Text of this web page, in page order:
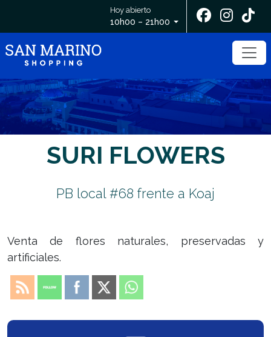
Hoy abierto
10h00 – 21h00
SURI FLOWERS
PB local #68 frente a Koaj
Venta de flores naturales, preservadas y
artificiales.